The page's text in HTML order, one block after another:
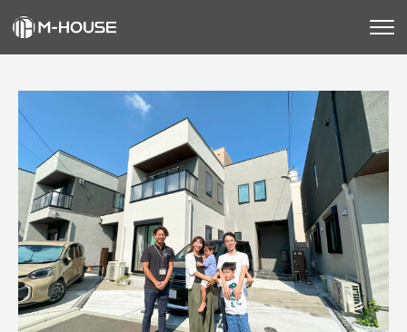
不動産事業
建築事業
施工事例
お客様の声